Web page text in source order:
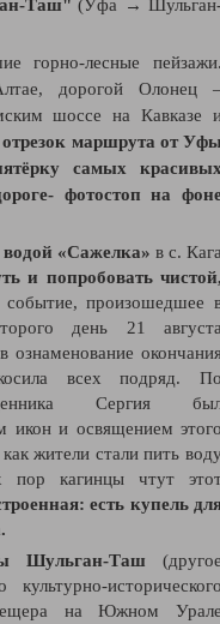
Таш" (Уфа →
горно-лесные
дорогой Олонец
шоссе на Кавказе
отрезок маршрута от
самых
фотостоп на
«Сажелка» в с.
и попробовать
произошедшее
день 21
ознаменование
всех подряд.
Сергия
икон и освящением
жители стали пить
пор кагинцы чтут
есть купель
Шульган-Таш
культурно-
на Южном